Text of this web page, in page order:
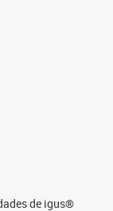
de igus®